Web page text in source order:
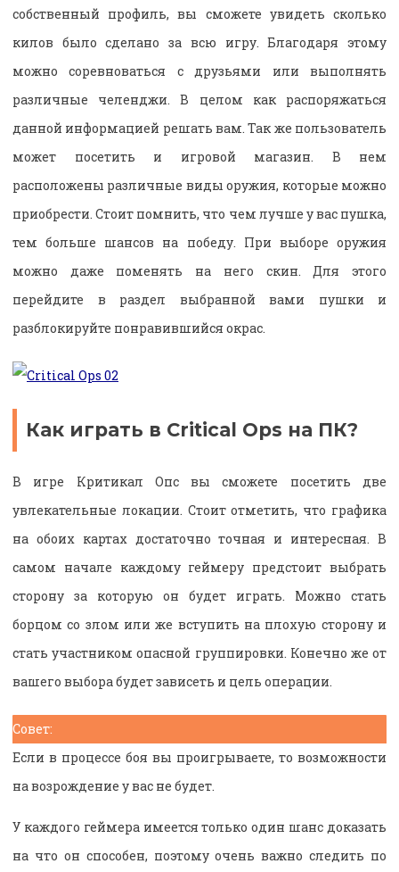
собственный профиль, вы сможете увидеть сколько
килов было сделано за всю игру. Благодаря этому
можно соревноваться с друзьями или выполнять
различные челенджи. В целом как распоряжаться
данной информацией решать вам. Так же пользователь
может посетить и игровой магазин. В нем
расположены различные виды оружия, которые можно
приобрести. Стоит помнить, что чем лучше у вас пушка,
тем больше шансов на победу. При выборе оружия
можно даже поменять на него скин. Для этого
перейдите в раздел выбранной вами пушки и
разблокируйте понравившийся окрас.
Как играть в Critical Ops на ПК?
В игре Критикал Опс вы сможете посетить две
увлекательные локации. Стоит отметить, что графика
на обоих картах достаточно точная и интересная. В
самом начале каждому геймеру предстоит выбрать
сторону за которую он будет играть. Можно стать
борцом со злом или же вступить на плохую сторону и
стать участником опасной группировки. Конечно же от
вашего выбора будет зависеть и цель операции.
Совет:
Если в процессе боя вы проигрываете, то возможности
на возрождение у вас не будет.
У каждого геймера имеется только один шанс доказать
на что он способен, поэтому очень важно следить по